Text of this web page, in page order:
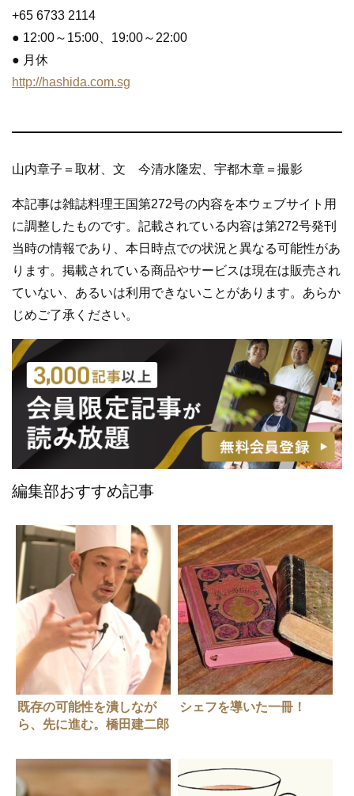
+65 6733 2114
● 12:00～15:00、19:00～22:00
● 月休
http://hashida.com.sg
山内章子＝取材、文 今清水隆宏、宇都木章＝撮影
本記事は雑誌料理王国第272号の内容を本ウェブサイト用
に調整したものです。記載されている内容は第272号発刊
当時の情報であり、本日時点での状況と異なる可能性があ
ります。掲載されている商品やサービスは現在は販売され
ていない、あるいは利用できないことがあります。あらか
じめご了承ください。
編集部おすすめ記事
既存の可能性を潰しなが
ら、先に進む。橋田建二郎
シェフを導いた一冊！